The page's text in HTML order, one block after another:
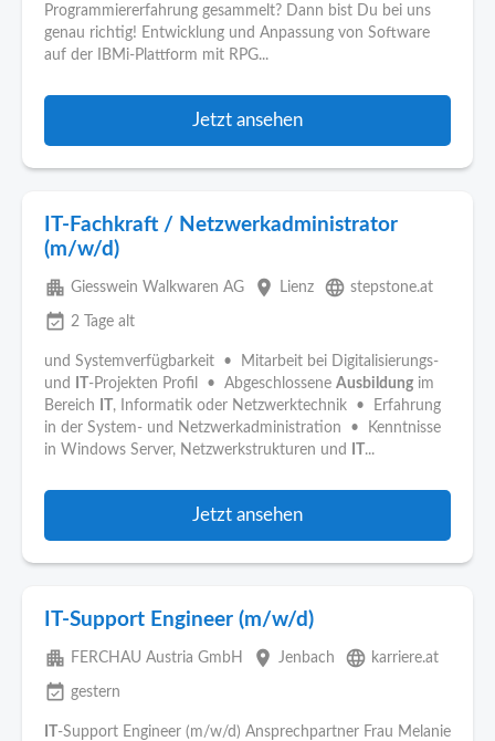
Programmiererfahrung gesammelt? Dann bist Du bei uns
genau richtig! Entwicklung und Anpassung von Software
auf der IBMi-Plattform mit RPG...
Jetzt ansehen
IT-Fachkraft / Netzwerkadministrator
(m/w/d)
apartment Giesswein Walkwaren AG place Lienz language stepstone.at
event_available 2 Tage alt
und Systemverfügbarkeit • Mitarbeit bei Digitalisierungs-
und
-Projekten Profil • Abgeschlossene Ausbildung im
Bereich
, Informatik oder Netzwerktechnik • Erfahrung
in der System- und Netzwerkadministration • Kenntnisse
in Windows Server, Netzwerkstrukturen und
...
Jetzt ansehen
IT-Support Engineer (m/w/d)
apartment FERCHAU Austria GmbH place Jenbach language karriere.at
event_available gestern
-Support Engineer (m/w/d) Ansprechpartner Frau Melanie